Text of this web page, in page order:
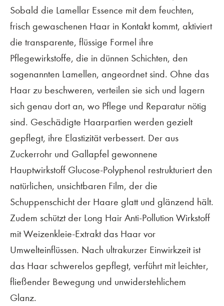
Sobald die Lamellar Essence mit dem feuchten,
frisch gewaschenen Haar in Kontakt kommt, aktiviert
die transparente, flüssige Formel ihre
Pflegewirkstoffe, die in dünnen Schichten, den
sogenannten Lamellen, angeordnet sind. Ohne das
Haar zu beschweren, verteilen sie sich und lagern
sich genau dort an, wo Pflege und Reparatur nötig
sind. Geschädigte Haarpartien werden gezielt
gepflegt, ihre Elastizität verbessert. Der aus
Zuckerrohr und Gallapfel gewonnene
Hauptwirkstoff Glucose-Polyphenol restrukturiert den
natürlichen, unsichtbaren Film, der die
Schuppenschicht der Haare glatt und glänzend hält.
Zudem schützt der Long Hair Anti-Pollution Wirkstoff
mit Weizenkleie-Extrakt das Haar vor
Umwelteinflüssen. Nach ultrakurzer Einwirkzeit ist
das Haar schwerelos gepflegt, verführt mit leichter,
fließender Bewegung und unwiderstehlichem
Glanz.